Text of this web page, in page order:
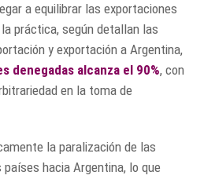
a equilibrar las exportaciones
práctica, según detallan las
y exportación a Argentina,
denegadas alcanza el 90%, con
en la toma de
la paralización de las
hacia Argentina, lo que